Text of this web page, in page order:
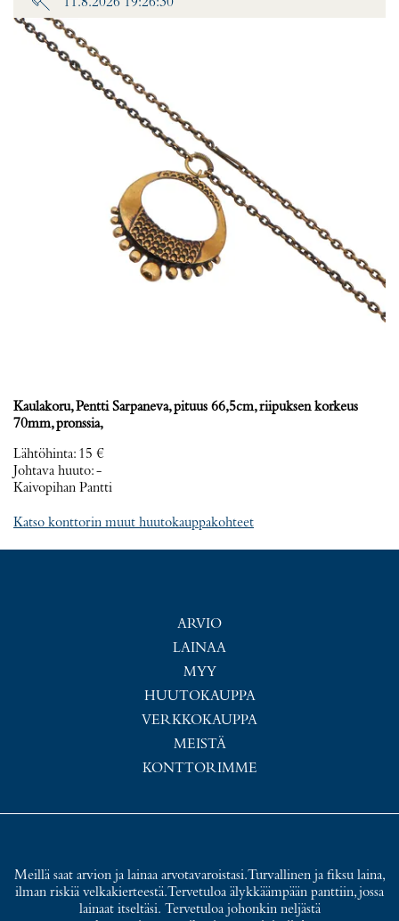
Kaulakoru, Pentti Sarpaneva, pituus 66,5cm, riipuksen korkeus
70mm, pronssia,
Lähtöhinta: 15 €
Johtava huuto:-
Kaivopihan Pantti
Katso konttorin muut huutokauppakohteet
ARVIO
LAINAA
MYY
HUUTOKAUPPA
VERKKOKAUPPA
MEISTÄ
KONTTORIMME
Meillä saat arvion ja lainaa arvotavaroistasi. Turvallinen ja fiksu laina,
ilman riskiä velkakierteestä. Tervetuloa älykkäämpään panttiin, jossa
lainaat itseltäsi. Tervetuloa johonkin neljästä